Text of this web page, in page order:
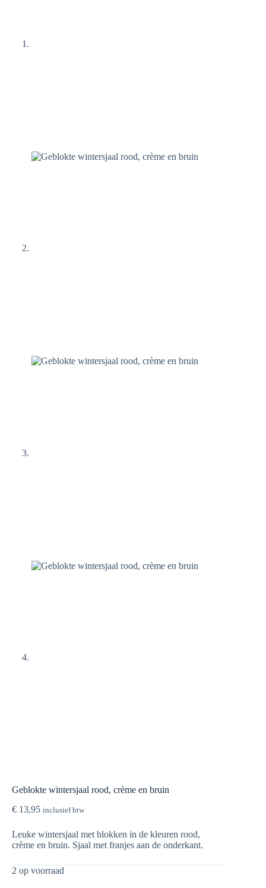
Geblokte wintersjaal rood, crème en bruin
€ 13,95 inclusief btw
Leuke wintersjaal met blokken in de kleuren rood,
crème en bruin. Sjaal met franjes aan de onderkant.
2 op voorraad